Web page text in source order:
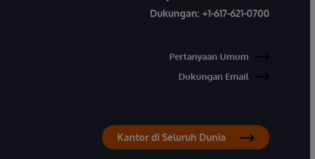
Dukungan: +1-617-621-0700
Pertanyaan Umum
Dukungan Email
Kantor di Seluruh Dunia